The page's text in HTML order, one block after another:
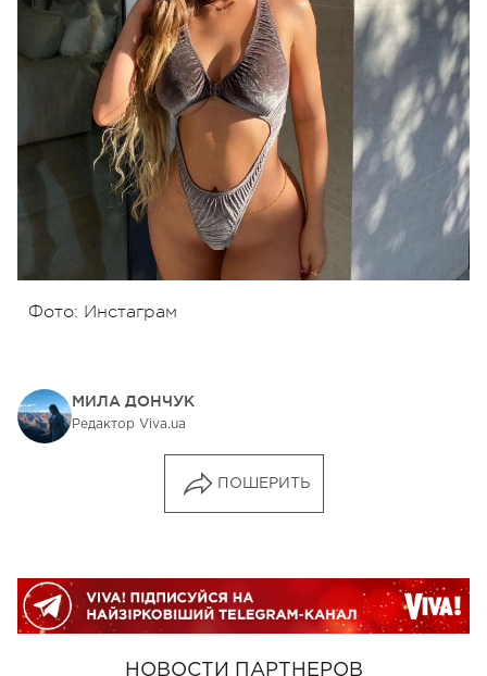
Фото: Инстаграм
МИЛА ДОНЧУК
Редактор Viva.ua
ПОШЕРИТЬ
НОВОСТИ ПАРТНЕРОВ